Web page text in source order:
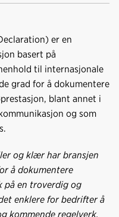
e
b
o
k
k
d
I
n
t
er en
basert på
til internasjonale
grad for å dokumentere
blant annet i
og som
og klær har bransjen
å dokumentere
på en troverdig og
enklere for bedrifter å
kommende regelverk,